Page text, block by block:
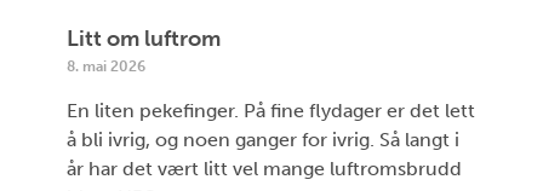
Litt om luftrom
8. mai 2026
En liten pekefinger. På fine flydager er det lett
å bli ivrig, og noen ganger for ivrig. Så langt i
år har det vært litt vel mange luftromsbrudd